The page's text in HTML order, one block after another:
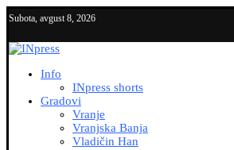
Subota, avgust 8, 2026
Info
INpress shorts
Gradovi
Vranje
Vranjska Banja
Vladičin Han